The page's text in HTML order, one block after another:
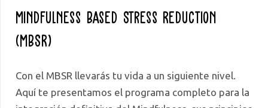
Mindfulness Based Stress Reduction
(MBSR)
Con el MBSR llevarás tu vida a un siguiente nivel.
Aquí te presentamos el programa completo para la